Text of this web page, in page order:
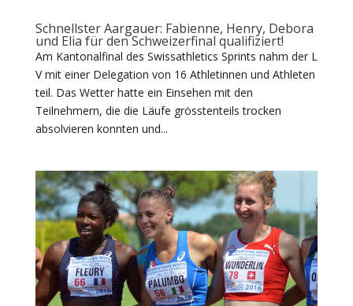
Schnellster Aargauer: Fabienne, Henry, Debora
und Elia für den Schweizerfinal qualifiziert!
Am Kantonalfinal des Swissathletics Sprints nahm der L
V mit einer Delegation von 16 Athletinnen und Athleten
teil. Das Wetter hatte ein Einsehen mit den
Teilnehmern, die die Läufe grösstenteils trocken
absolvieren konnten und...